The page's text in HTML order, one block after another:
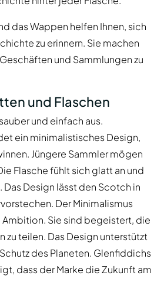
das Wappen helfen Ihnen, sich
zu erinnern. Sie machen
und Sammlungen zu
und Flaschen
und einfach aus.
ein minimalistisches Design,
Jüngere Sammler mögen
Flasche fühlt sich glatt an und
Design lässt den Scotch in
Der Minimalismus
Sie sind begeistert, die
zu teilen. Das Design unterstützt
des Planeten. Glenfiddichs
dass der Marke die Zukunft am